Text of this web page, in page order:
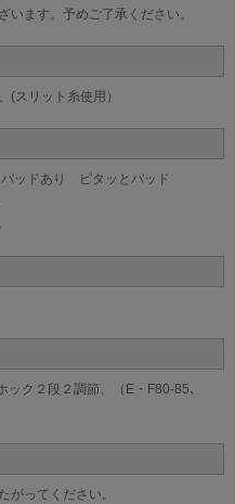
ます。予めご了承ください。
(スリット糸使用）
パッドあり ピタッとパッド
ック２段２調節、（E・F80-85､
ってください。